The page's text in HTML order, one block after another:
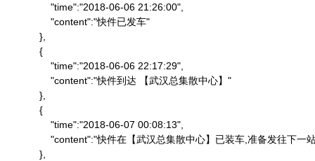
                "time":"2018-06-06 21:26:00",
                "content":"快件已发车"
            },
            {
                "time":"2018-06-06 22:17:29",
                "content":"快件到达 【武汉总集散中心】"
            },
            {
                "time":"2018-06-07 00:08:13",
"content":"快件在【武汉总集散中心】已装车,准备发往下一
            },